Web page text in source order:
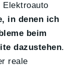
Elektroauto
in denen ich
beim
dazustehen.
reale